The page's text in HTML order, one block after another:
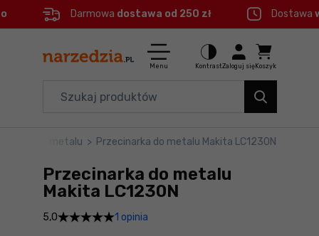
Menu główne
Informacje o produkcie
Do koszyka
Szczegółowe informacje
Stopka
Darmowa dostawa od 250 zł Dostawa
Menu KontrastZaloguj się Koszyk
Elektronarzędzia
Akcesoria
BHP
do metalu > Przecinarka do metalu Makita LC1230N
Przecinarka do metalu
Makita LC1230N
5,0 1 opinia